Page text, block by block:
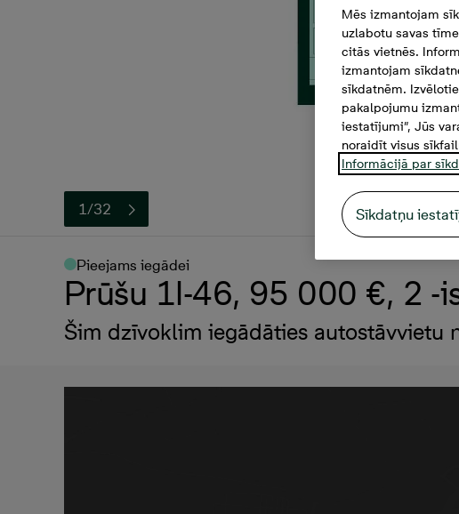
1/32
Pieejams iegādei
Prūšu 1I-46, 95 000 €, 2 -
Šim dzīvoklim iegādāties autostāvvietu
Mēs izmantojam
uzlabotu savas
citās vietnēs.
izmantojam
sīkdatnēm.
pakalpojumu
iestatījumi”, Jūs
noraidīt visus
Informācijā par
Sīkdatņu